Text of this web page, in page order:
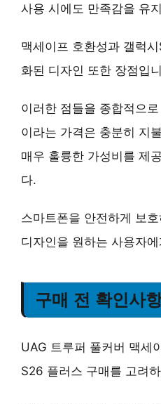
사용 시에도 만족감을 유
맥세이프 호환성과 갤럭
화된 디자인 또한 장점입
이러한 점들을 종합적으
이라는 가격은 충분히 지
매우 훌륭한 가성비를 제
다.
스마트폰을 안전하게 보
디자인을 원하는 사용자
구매 전 확인사
UAG 트루퍼 풀커버 맥세
S26 플러스 구매를 고려